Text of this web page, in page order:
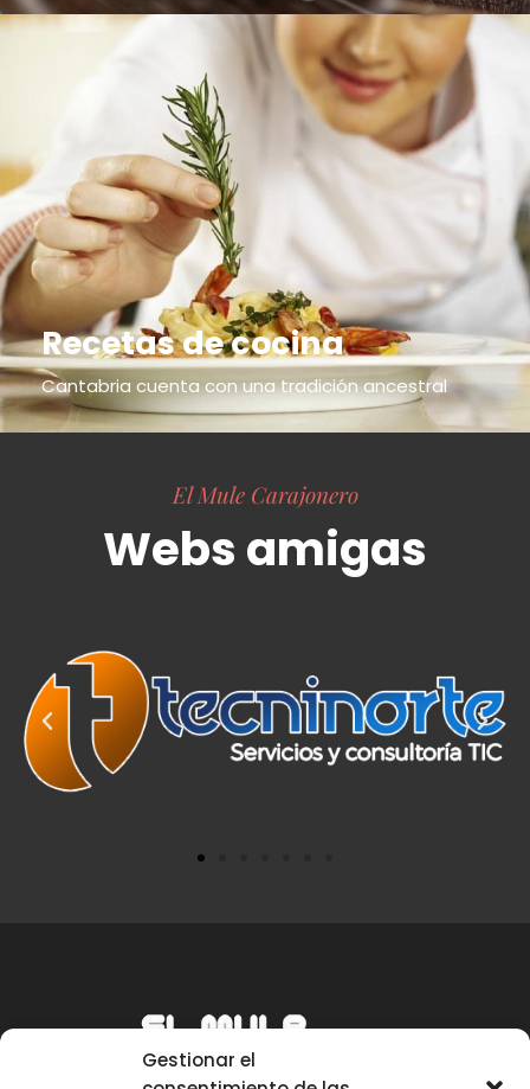
Gestionar el
Recetas de cocina
Cantabria cuenta con una tradición ancestral
El Mule Carajonero
Webs amigas